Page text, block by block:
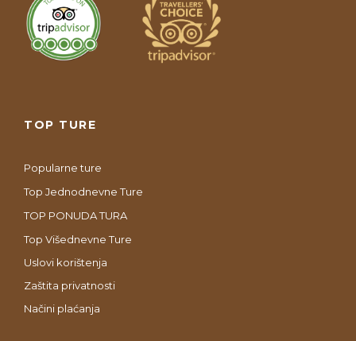
TOP TURE
Popularne ture
Top Jednodnevne Ture
TOP PONUDA TURA
Top Višednevne Ture
Uslovi korištenja
Zaštita privatnosti
Načini plaćanja